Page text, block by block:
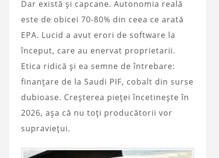
Dar există și capcane. Autonomia reală
este de obicei 70-80% din ceea ce arată
EPA. Lucid a avut erori de software la
început, care au enervat proprietarii.
Etica ridică și ea semne de întrebare:
finanțare de la Saudi PIF, cobalt din surse
dubioase. Creșterea pieței încetinește în
2026, așa că nu toți producătorii vor
supraviețui.